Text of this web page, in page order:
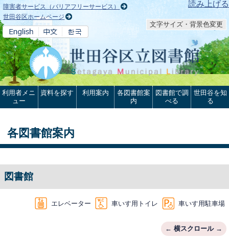
本文へ 読み上げる
障害者サービス（バリアフリーサービス）
世田谷区ホームページ
文字サイズ・背景色変更
利用者メニ
ュー
資料を探す 利用案内
各図書館案
内
図書館で調
べる
世田谷を知
る
各図書館案内
図書館
エレベーター 車いす用トイレ 車いす用駐車場